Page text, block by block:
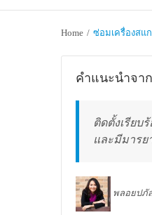
Home / ซ่อมเครื่องสแ
คำแนะนำจา
ติดตั้งเรียบ
และมีมารย
พลอยปภั